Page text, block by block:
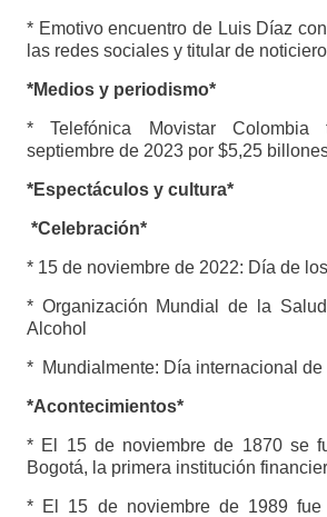
* Emotivo encuentro de Luis Díaz
las redes sociales y titular de
*Medios y periodismo*
* Telefónica Movistar Colombia
septiembre de 2023 por $5,25
*Espectáculos y cultura*
*Celebración*
* 15 de noviembre de 2022: Día de
* Organización Mundial de la
Alcohol
* Mundialmente: Día internacional de
*Acontecimientos*
* El 15 de noviembre de 1870 se
Bogotá, la primera institución
* El 15 de noviembre de 1989 fue